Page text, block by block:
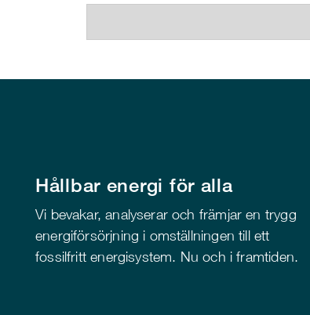
Hållbar energi för alla
Vi bevakar, analyserar och främjar en trygg
energiförsörjning i omställningen till ett
fossilfritt energisystem. Nu och i framtiden.